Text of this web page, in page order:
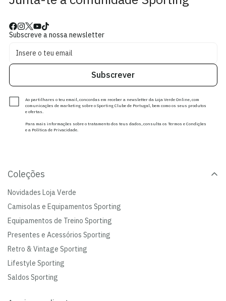
Subscreve a nossa newsletter
Subscrever
Ao partilhares o teu email, concordas em receber a newsletter da Loja Verde Online, com
comunicações de marketing sobre o Sporting Clube de Portugal, bem como os seus produtos
e ofertas.
Para mais informações sobre o tratamento dos teus dados, consulta os Termos e Condições
e a Política de Privacidade.
Coleções
Novidades Loja Verde
Camisolas e Equipamentos Sporting
Equipamentos de Treino Sporting
Presentes e Acessórios Sporting
Retro & Vintage Sporting
Lifestyle Sporting
Saldos Sporting